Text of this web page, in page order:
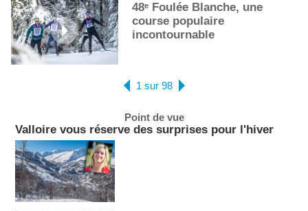
48ᵉ Foulée Blanche, une
course populaire
incontournable
1 sur 98
Point de vue
Valloire vous réserve des surprises pour l'hiver